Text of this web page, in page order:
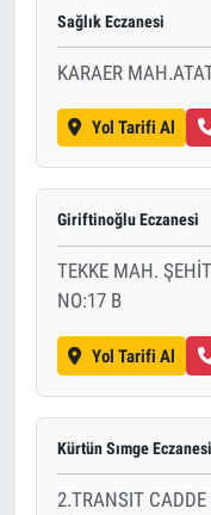
Sağlık Eczanesi
KARAER
Yol Tarifi Al
Giriftinoğlu Eczanesi
TEKKE MAH.
NO:17 B
Yol Tarifi Al
Kürtün Sımge Eczanesi
2.TRANSIT